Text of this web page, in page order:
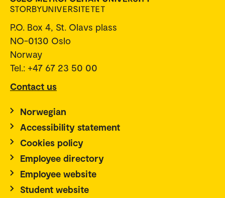
P.O. Box 4, St. Olavs plass
NO-0130 Oslo
Norway
Tel.: +47 67 23 50 00
Contact us
Norwegian
Accessibility statement
Cookies policy
Employee directory
Employee website
Student website